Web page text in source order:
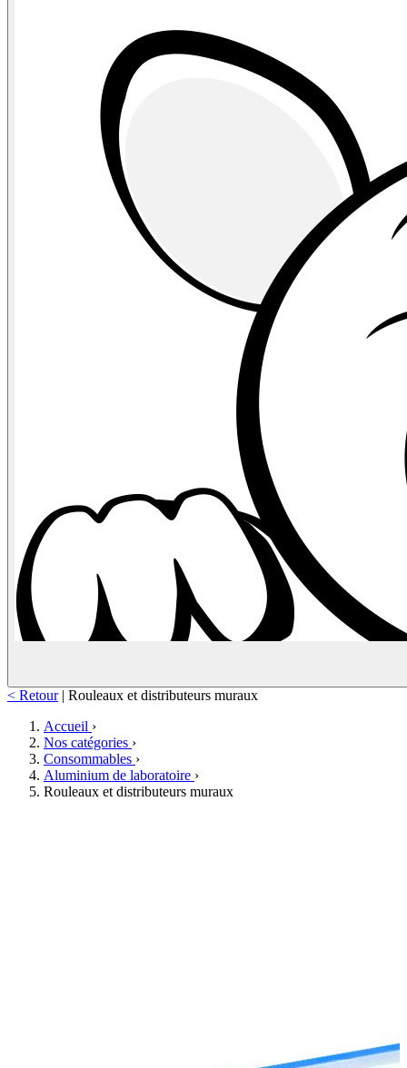
< Retour | Rouleaux et distributeurs muraux
Accueil ›
Nos catégories ›
Consommables ›
Aluminium de laboratoire ›
Rouleaux et distributeurs muraux